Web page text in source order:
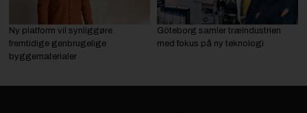
Ny platform vil synliggøre
fremtidige genbrugelige
byggematerialer
Göteborg samler træindustrien
med fokus på ny teknologi